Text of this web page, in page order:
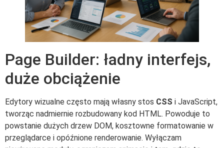
Page Builder: ładny interfejs,
duże obciążenie
Edytory wizualne często mają własny stos CSS i JavaScript,
tworząc nadmiernie rozbudowany kod HTML. Powoduje to
powstanie dużych drzew DOM, kosztowne formatowanie w
przeglądarce i opóźnione renderowanie. Wyłączam